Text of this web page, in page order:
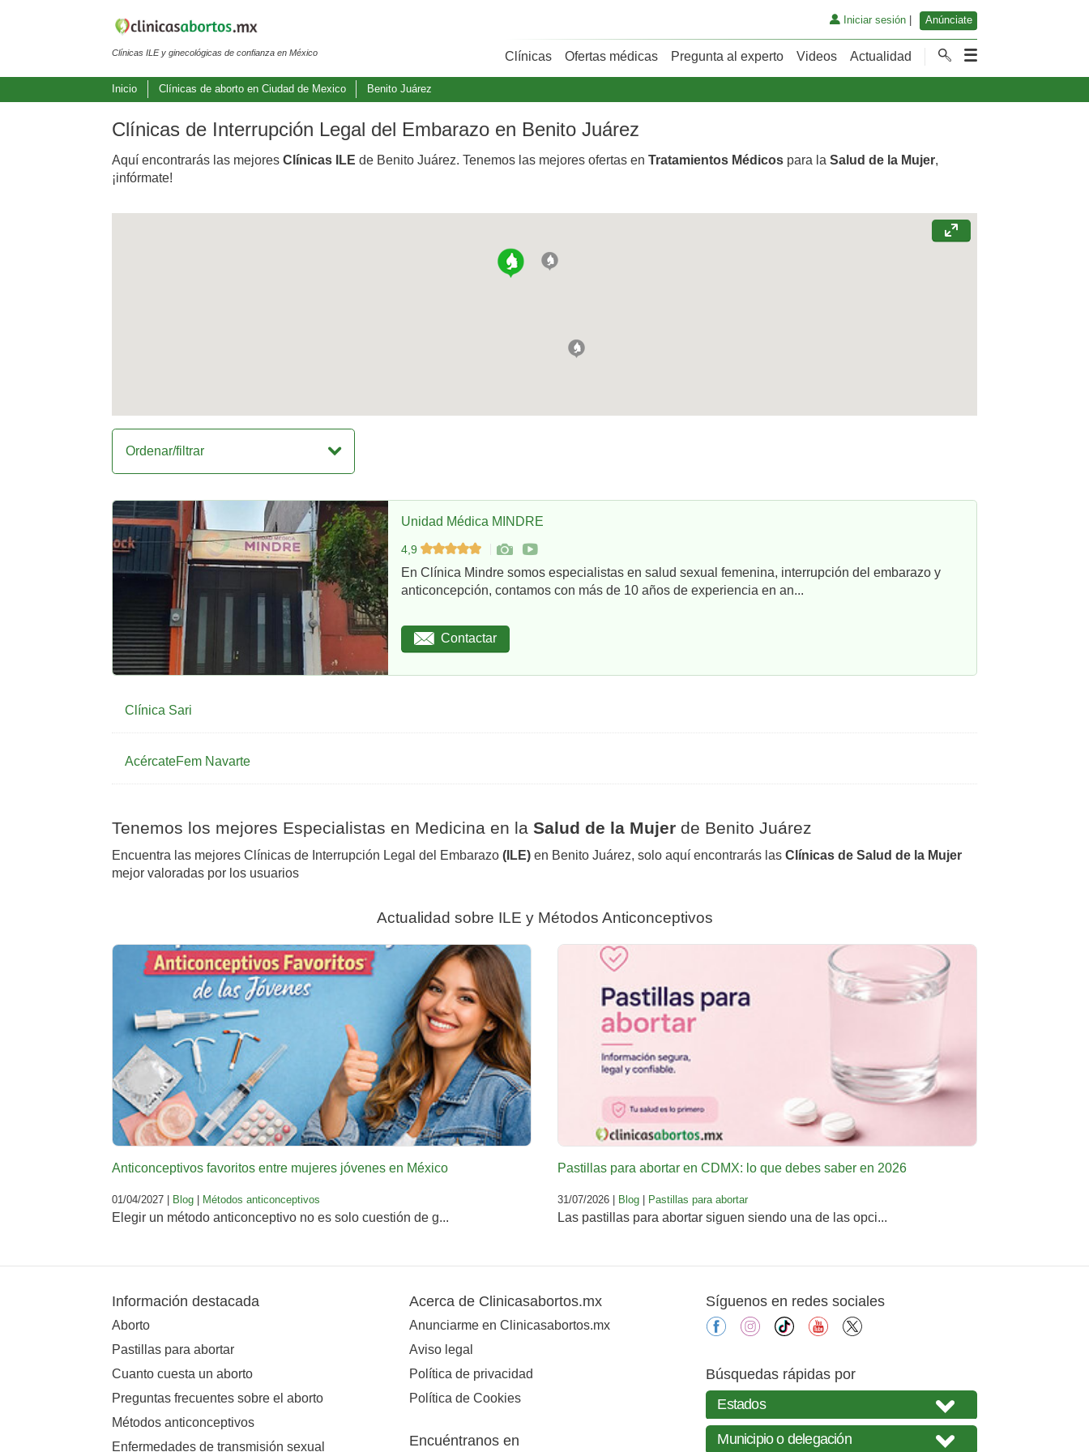
Clínicas ILE y ginecológicas de confianza en México
Iniciar sesión| Anúnciate
Clínicas Ofertas médicas Pregunta al experto Videos Actualidad
Inicio Clínicas de aborto en Ciudad de Mexico Benito Juárez
Clínicas de Interrupción Legal del Embarazo en Benito Juárez
Aquí encontrarás las mejores Clínicas ILE de Benito Juárez. Tenemos las mejores ofertas en Tratamientos Médicos para la Salud de la Mujer,
¡infórmate!
Ordenar/filtrar
Unidad Médica MINDRE
4,9
En Clínica Mindre somos especialistas en salud sexual femenina, interrupción del embarazo y
anticoncepción, contamos con más de 10 años de experiencia en an...
Contactar
Clínica Sari
AcércateFem Navarte
Tenemos los mejores Especialistas en Medicina en la Salud de la Mujer de Benito Juárez
Encuentra las mejores Clínicas de Interrupción Legal del Embarazo (ILE) en Benito Juárez, solo aquí encontrarás las Clínicas de Salud de la Mujer
mejor valoradas por los usuarios
Actualidad sobre ILE y Métodos Anticonceptivos
Anticonceptivos favoritos entre mujeres jóvenes en México
01/04/2027 | Blog | Métodos anticonceptivos
Elegir un método anticonceptivo no es solo cuestión de g...
Pastillas para abortar en CDMX: lo que debes saber en 2026
31/07/2026 | Blog | Pastillas para abortar
Las pastillas para abortar siguen siendo una de las opci...
Información destacada
Aborto
Pastillas para abortar
Cuanto cuesta un aborto
Preguntas frecuentes sobre el aborto
Métodos anticonceptivos
Enfermedades de transmisión sexual
Acerca de Clinicasabortos.mx
Anunciarme en Clinicasabortos.mx
Aviso legal
Política de privacidad
Política de Cookies
Encuéntranos en
Síguenos en redes sociales
facebookinstagram
tiktok youtube
Búsquedas rápidas por